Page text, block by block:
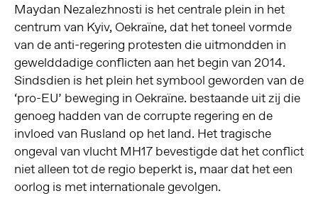
Maydan Nezalezhnosti is het centrale plein in het
centrum van Kyiv, Oekraïne, dat het toneel vormde
van de anti-regering protesten die uitmondden in
gewelddadige conflicten aan het begin van 2014.
Sindsdien is het plein het symbool geworden van de
‘pro-EU’ beweging in Oekraïne. bestaande uit zij die
genoeg hadden van de corrupte regering en de
invloed van Rusland op het land. Het tragische
ongeval van vlucht MH17 bevestigde dat het conflict
niet alleen tot de regio beperkt is, maar dat het een
oorlog is met internationale gevolgen.